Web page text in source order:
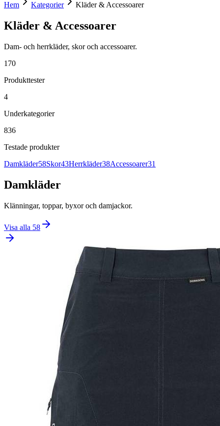
Hem Kategorier Kläder & Accessoarer
Kläder & Accessoarer
Dam- och herrkläder, skor och accessoarer.
170
Produkttester
4
Underkategorier
836
Testade produkter
Damkläder58Skor43Herrkläder38Accessoarer31
Damkläder
Klänningar, toppar, byxor och damjackor.
Visa alla 58